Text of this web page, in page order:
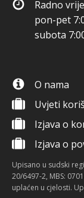
Radno
pon-pet
subota
O nama
Uvjeti
Izjava o
Izjava o
Upisano u sudski
20/6497-2, MBS:
uplaćen u cjelosti.